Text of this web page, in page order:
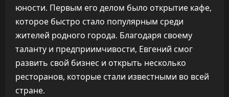
юности. Первым его делом было открытие кафе,
которое быстро стало популярным среди
жителей родного города. Благодаря своему
таланту и предприимчивости, Евгений смог
развить свой бизнес и открыть несколько
ресторанов, которые стали известными во всей
стране.